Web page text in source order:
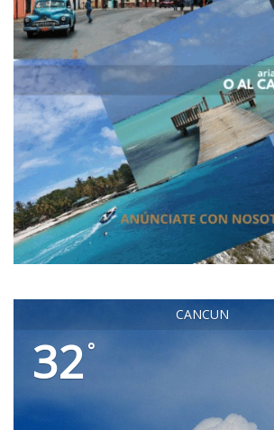
CANCUN
32 °